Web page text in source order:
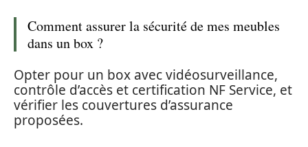
Comment assurer la sécurité de mes meubles
dans un box ?
Opter pour un box avec vidéosurveillance,
contrôle d’accès et certification NF Service, et
vérifier les couvertures d’assurance
proposées.